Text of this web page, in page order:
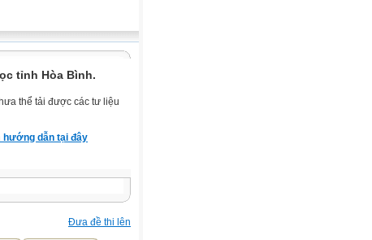
tỉnh Hòa Bình.
thể tải được các tư liệu
hướng dẫn tại đây
Đưa đề thi lên